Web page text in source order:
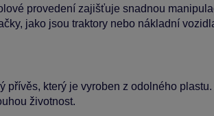
provedení zajišťuje snadnou
jako jsou traktory nebo nákladní
který je vyroben z odolného
životnost.